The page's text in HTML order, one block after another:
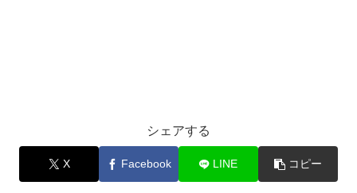
シェアする
X Facebook LINE コピー